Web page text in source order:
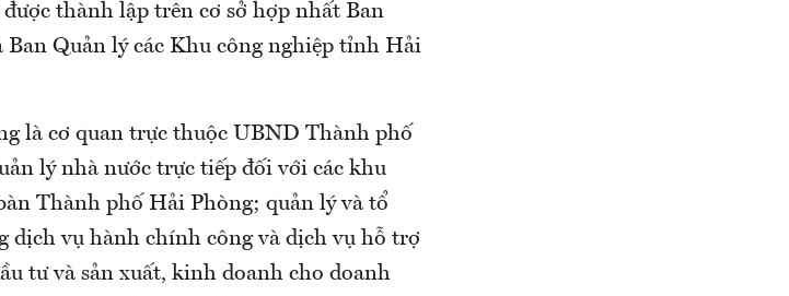
thành lập trên cơ sở hợp nhất Ban
Quản lý các Khu công nghiệp tỉnh Hải
là cơ quan trực thuộc UBND Thành phố
lý nhà nước trực tiếp đối với các khu
Thành phố Hải Phòng; quản lý và tổ
dịch vụ hành chính công và dịch vụ hỗ trợ
tư và sản xuất, kinh doanh cho doanh